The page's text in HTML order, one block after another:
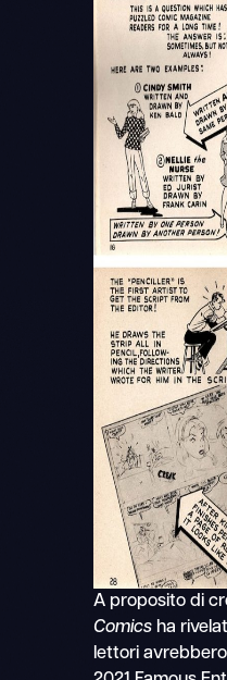
A proposito di
Comics ha
lettori